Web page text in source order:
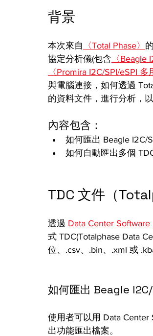
背景
本次來自 〈Total Phase〉 的
協定分析儀(包含 〈Beagle
〈Promira I2C/SPI/eSPI 多
與電腦連接，如何透過
的資料文件，進行分析，
內容包含：
如何匯出 Beagle I2C/
如何自動匯出多個
TDC 文件（
透過 Data Center Software
式 TDC(Totalphase Data
位、.csv、.bin、.xml 或
如何匯出 Beagle
使用者可以用 Data Center
出功能匯出檔案。